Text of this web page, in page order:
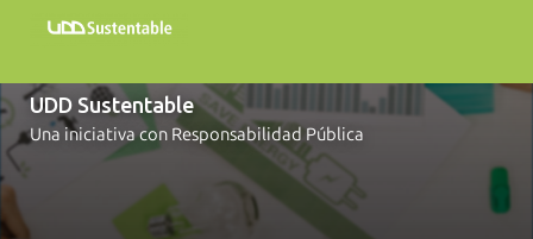
UDD Sustentable
Una iniciativa con Responsabilidad Pública
Campus Sustentable
Academia
Compromisos y Políticas